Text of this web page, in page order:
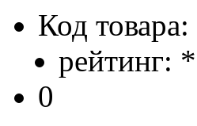
Код товара:
рейтинг: *
0